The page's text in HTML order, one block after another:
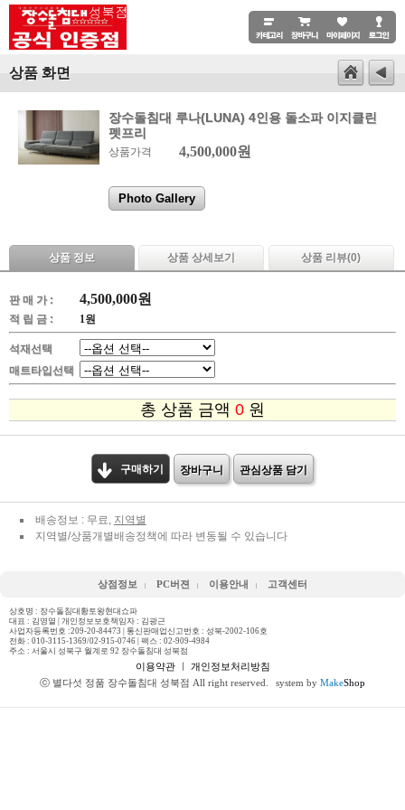
상품 화면
장수돌침대 루나(LUNA) 4인용 돌소파 이지클린
펫프리
상품가격 4,500,000원
Photo Gallery
상품 정보 상품 상세보기 상품 리뷰(0)
판 매 가 : 4,500,000원
적 립 금 : 1원
석재선택
매트타입선택
총 상품 금액 0 원
구매하기 장바구니 관심상품 담기
배송정보 : 무료, 지역별
지역별/상품개별배송정책에 따라 변동될 수 있습니다
상점정보 PC버젼 이용안내 고객센터
상호명 : 장수돌침대황토왕현대쇼파
대표 : 김영열 | 개인정보보호책임자 : 김광근
사업자등록번호 :209-20-84473 | 통신판매업신고번호 : 성북-2002-106호
전화 : 010-3115-1369/02-915-0746 | 팩스 : 02-909-4984
주소 : 서울시 성북구 월계로 92 장수돌침대 성북점
이용약관ㅣ 개인정보처리방침
ⓒ 별다섯 정품 장수돌침대 성북점 All right reserved.
system by MakeShop